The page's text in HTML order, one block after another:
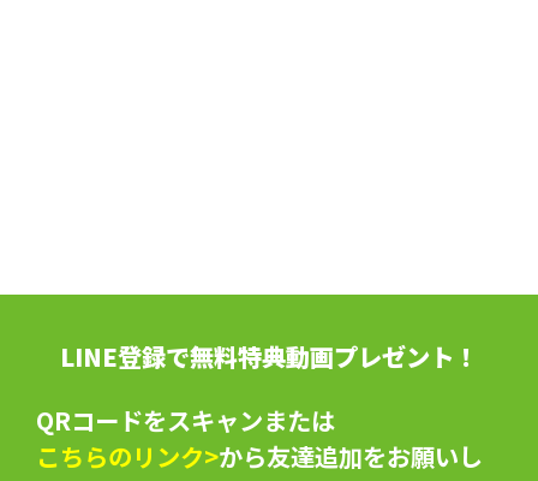
LINE登録で無料特典動画プレゼント！
QRコードをスキャンまたは
こちらのリンク>から友達追加をお願いし